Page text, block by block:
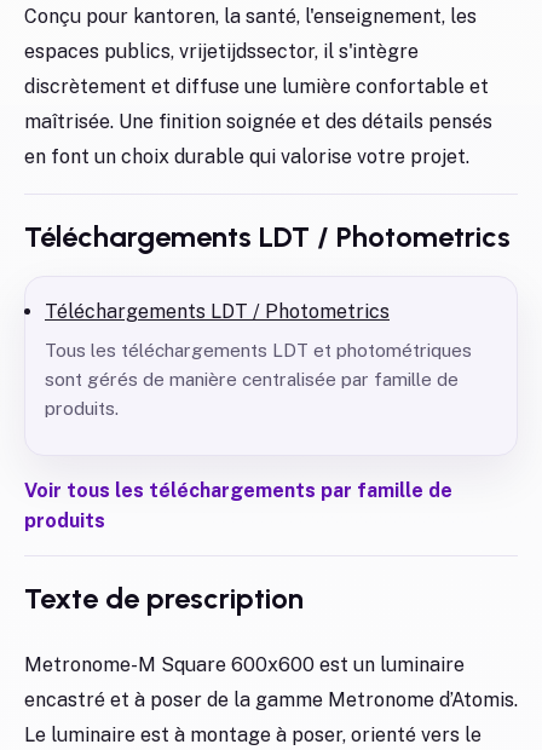
Conçu pour kantoren, la santé, l'enseignement, les
espaces publics, vrijetijdssector, il s'intègre
discrètement et diffuse une lumière confortable et
maîtrisée. Une finition soignée et des détails pensés
en font un choix durable qui valorise votre projet.
Téléchargements LDT / Photometrics
Téléchargements LDT / Photometrics
Tous les téléchargements LDT et photométriques
sont gérés de manière centralisée par famille de
produits.
Voir tous les téléchargements par famille de
produits
Texte de prescription
Metronome-M Square 600x600 est un luminaire
encastré et à poser de la gamme Metronome d’Atomis.
Le luminaire est à montage à poser, orienté vers le